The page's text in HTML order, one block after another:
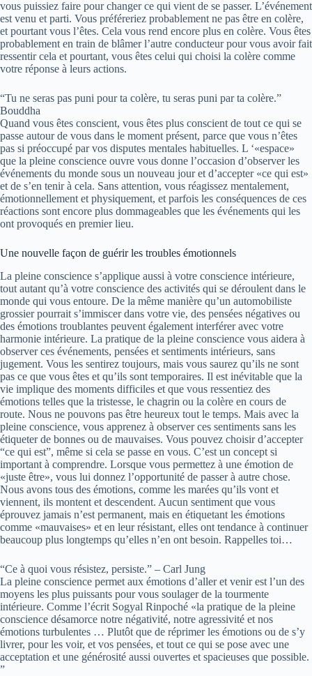
vous puissiez faire pour changer ce qui vient de se passer. L’événement
est venu et parti. Vous préféreriez probablement ne pas être en colère,
et pourtant vous l’êtes. Cela vous rend encore plus en colère. Vous êtes
probablement en train de blâmer l’autre conducteur pour vous avoir fait
ressentir cela et pourtant, vous êtes celui qui choisi la colère comme
votre réponse à leurs actions.
“Tu ne seras pas puni pour ta colère, tu seras puni par ta colère.”
Bouddha
Quand vous êtes conscient, vous êtes plus conscient de tout ce qui se
passe autour de vous dans le moment présent, parce que vous n’êtes
pas si préoccupé par vos disputes mentales habituelles. L ‘«espace»
que la pleine conscience ouvre vous donne l’occasion d’observer les
événements du monde sous un nouveau jour et d’accepter «ce qui est»
et de s’en tenir à cela. Sans attention, vous réagissez mentalement,
émotionnellement et physiquement, et parfois les conséquences de ces
réactions sont encore plus dommageables que les événements qui les
ont provoqués en premier lieu.
Une nouvelle façon de guérir les troubles émotionnels
La pleine conscience s’applique aussi à votre conscience intérieure,
tout autant qu’à votre conscience des activités qui se déroulent dans le
monde qui vous entoure. De la même manière qu’un automobiliste
grossier pourrait s’immiscer dans votre vie, des pensées négatives ou
des émotions troublantes peuvent également interférer avec votre
harmonie intérieure. La pratique de la pleine conscience vous aidera à
observer ces événements, pensées et sentiments intérieurs, sans
jugement. Vous les sentirez toujours, mais vous saurez qu’ils ne sont
pas ce que vous êtes et qu’ils sont temporaires. Il est inévitable que la
vie implique des moments difficiles et que vous ressentiez des
émotions telles que la tristesse, le chagrin ou la colère en cours de
route. Nous ne pouvons pas être heureux tout le temps. Mais avec la
pleine conscience, vous apprenez à observer ces sentiments sans les
étiqueter de bonnes ou de mauvaises. Vous pouvez choisir d’accepter
“ce qui est”, même si cela se passe en vous. C’est un concept si
important à comprendre. Lorsque vous permettez à une émotion de
«juste être», vous lui donnez l’opportunité de passer à autre chose.
Nous avons tous des émotions, comme les marées qu’ils vont et
viennent, ils montent et descendent. Aucun sentiment que vous
éprouvez jamais n’est permanent, mais en étiquetant les émotions
comme «mauvaises» et en leur résistant, elles ont tendance à continuer
beaucoup plus longtemps qu’elles n’en ont besoin. Rappelles toi…
“Ce à quoi vous résistez, persiste.” – Carl Jung
La pleine conscience permet aux émotions d’aller et venir est l’un des
moyens les plus puissants pour vous soulager de la tourmente
intérieure. Comme l’écrit Sogyal Rinpoché «la pratique de la pleine
conscience désamorce notre négativité, notre agressivité et nos
émotions turbulentes … Plutôt que de réprimer les émotions ou de s’y
livrer, pour les voir, et vos pensées, et tout ce qui se pose avec une
acceptation et une générosité aussi ouvertes et spacieuses que possible.
”